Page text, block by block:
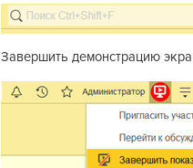
Завершить демонстрацию